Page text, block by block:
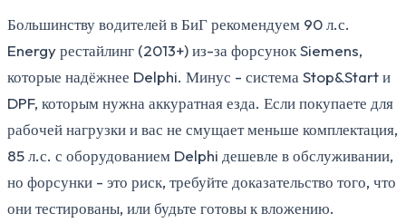
Большинству водителей в БиГ рекомендуем 90 л.с.
Energy рестайлинг (2013+) из-за форсунок Siemens,
которые надёжнее Delphi. Минус - система Stop&Start и
DPF, которым нужна аккуратная езда. Если покупаете для
рабочей нагрузки и вас не смущает меньше комплектация,
85 л.с. с оборудованием Delphi дешевле в обслуживании,
но форсунки - это риск, требуйте доказательство того, что
они тестированы, или будьте готовы к вложению.